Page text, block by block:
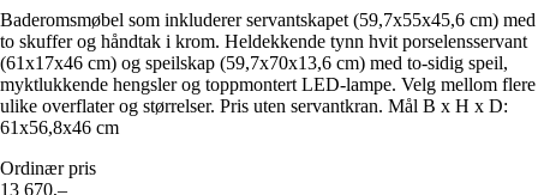
Baderomsmøbel som inkluderer servantskapet (59,7x55x45,6 cm) med
to skuffer og håndtak i krom. Heldekkende tynn hvit porselensservant
(61x17x46 cm) og speilskap (59,7x70x13,6 cm) med to-sidig speil,
myktlukkende hengsler og toppmontert LED-lampe. Velg mellom flere
ulike overflater og størrelser. Pris uten servantkran. Mål B x H x D:
61x56,8x46 cm
Ordinær pris
13 670,–